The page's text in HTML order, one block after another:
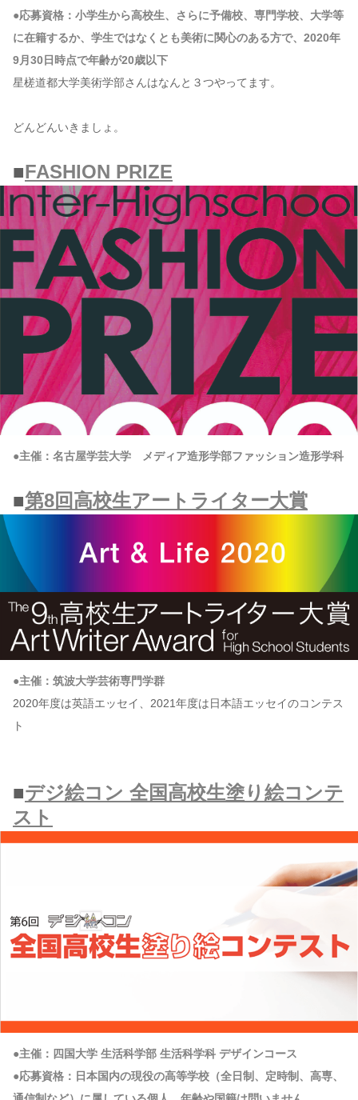
●応募資格：小学生から高校生、さらに予備校、専門学校、大学等
に在籍するか、学生ではなくとも美術に関心のある方で、2020年
9月30日時点で年齢が20歳以下
星槎道都大学美術学部さんはなんと３つやってます。
どんどんいきましょ。
■FASHION PRIZE
●主催：名古屋学芸大学 メディア造形学部ファッション造形学科
■第8回高校生アートライター大賞
●主催：筑波大学芸術専門学群
2020年度は英語エッセイ、2021年度は日本語エッセイのコンテス
ト
■デジ絵コン 全国高校生塗り絵コンテ
スト
●主催：四国大学 生活科学部 生活科学科 デザインコース
●応募資格：日本国内の現役の高等学校（全日制、定時制、高専、